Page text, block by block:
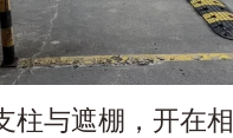
柱与遮棚，开在